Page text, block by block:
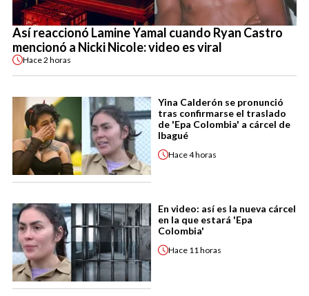
Así reaccionó Lamine Yamal cuando Ryan Castro
mencionó a Nicki Nicole: video es viral
Hace2 horas
Yina Calderón se pronunció
tras confirmarse el traslado
de 'Epa Colombia' a cárcel de
Ibagué
Hace4 horas
En video: así es la nueva cárcel
en la que estará 'Epa
Colombia'
Hace 11 horas